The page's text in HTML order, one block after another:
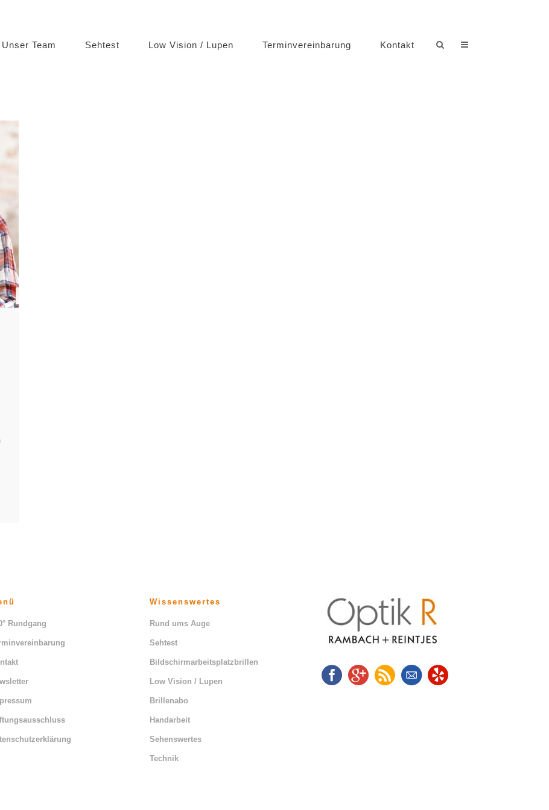
Unser Team Sehtest Low Vision / Lupen Terminvereinbarung Kontakt
Rundgang
Wissenswertes
Rund ums Auge
Sehtest
Bildschirmarbeitsplatzbrillen
Low Vision / Lupen
Brillenabo
Handarbeit
Sehenswertes
Technik